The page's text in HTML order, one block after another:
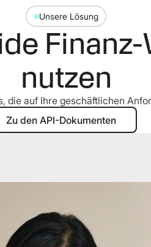
Unsere Lösung
nutzen
die auf Ihre geschäftlichen
Zu den API-
Zu den API-Dokumenten